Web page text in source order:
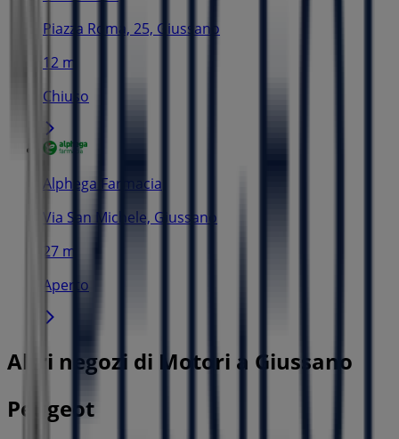
Piazza Roma, 25, Giussano
12 m
Chiuso
Alphega Farmacia
Via San Michele, Giussano
27 m
Aperto
Altri negozi di Motori a Giussano
Peugeot